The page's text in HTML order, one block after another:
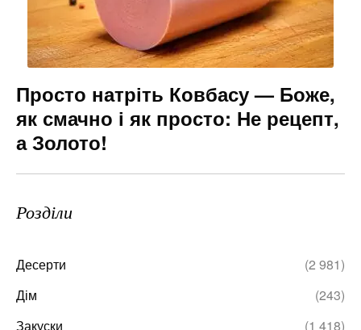
Просто натріть Ковбасу — Боже,
як смачно і як просто: Не рецепт,
а Золото!
Розділи
Десерти
(2 981)
Дім
(243)
Закуски
(1 418)